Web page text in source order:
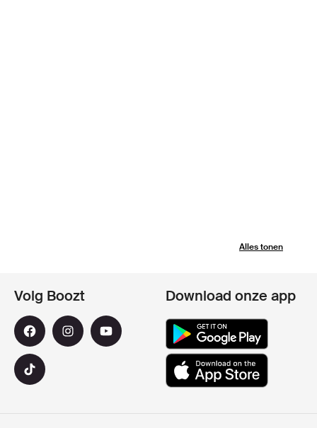
Alles tonen
Volg Boozt Download onze app